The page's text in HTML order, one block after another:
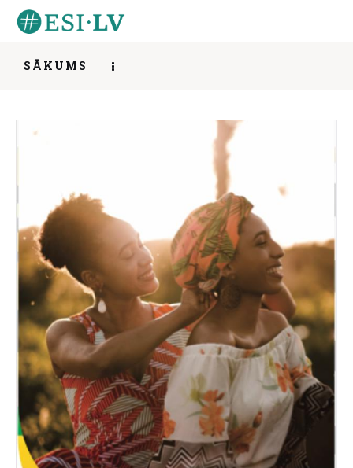
SĀKUMS
Ziņas
Mentorings
Aktivitātes
Par mums
Kontakti
About us